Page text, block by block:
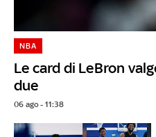
Le card di LeBron
due
NBA
06 ago - 11:38